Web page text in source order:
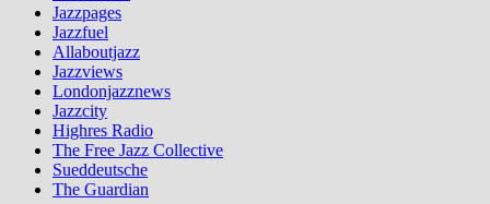
Jazzpages
Jazzfuel
Allaboutjazz
Jazzviews
Londonjazznews
Jazzcity
Highres Radio
The Free Jazz Collective
Sueddeutsche
The Guardian